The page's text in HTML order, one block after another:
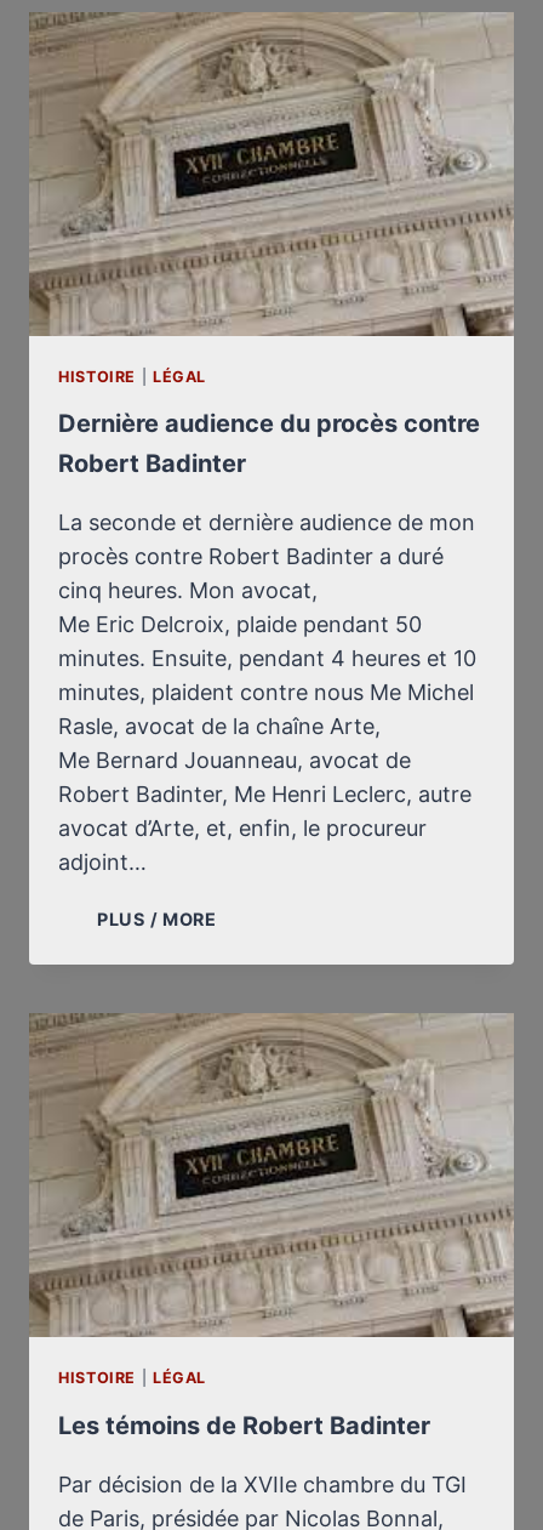
AVEC
L’INCONNUE
[MARIA
POUMIER]
HISTOIRE LÉGAL
Dernière audience du procès contre
Robert Badinter
La seconde et dernière audience de mon
procès contre Robert Badinter a duré
cinq heures. Mon avocat,
Me Eric Delcroix, plaide pendant 50
minutes. Ensuite, pendant 4 heures et 10
minutes, plaident contre nous Me Michel
Rasle, avocat de la chaîne Arte,
Me Bernard Jouanneau, avocat de
Robert Badinter, Me Henri Leclerc, autre
avocat d’Arte, et, enfin, le procureur
adjoint…
PLUS / MORE
DU
CONTRE
ROBERT
BADINTER
HISTOIRE LÉGAL
Les témoins de Robert Badinter
Par décision de la XVIIe chambre du TGI
de Paris, présidée par Nicolas Bonnal,